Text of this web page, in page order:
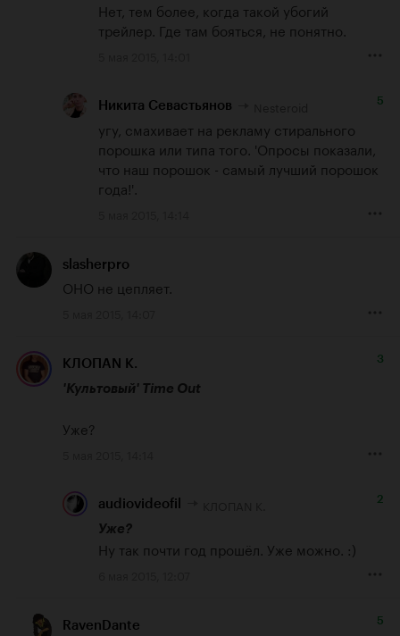
Нет, тем более, когда такой убогий
трейлер. Где там бояться, не понятно.
Никита Севастьянов 5
угу, смахивает на рекламу стирального
порошка или типа того. 'Опросы показали,
что наш порошок - самый лучший порошок
года!'.
slasherpro
ОНО не цепляет.
КЛОПАN К. 3
'Культовый' Time Out
Уже?
audiovideofil 2
Уже?
Ну так почти год прошёл. Уже можно. :)
RavenDante 5